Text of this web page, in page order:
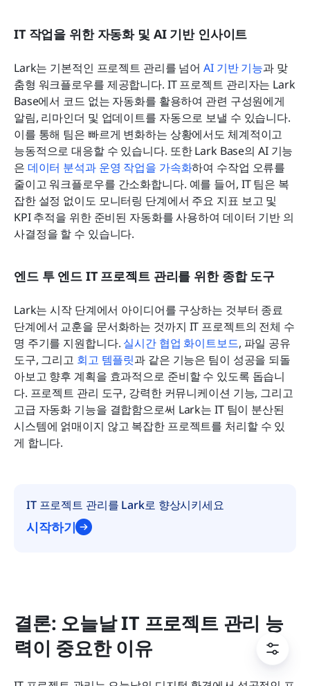
IT 작업을 위한 자동화 및 AI 기반 인사이트
Lark는 기본적인 프로젝트 관리를 넘어 AI 기반 기능과 맞
춤형 워크플로우를 제공합니다. IT 프로젝트 관리자는 Lark
Base에서 코드 없는 자동화를 활용하여 관련 구성원에게
알림, 리마인더 및 업데이트를 자동으로 보낼 수 있습니다.
이를 통해 팀은 빠르게 변화하는 상황에서도 체계적이고
능동적으로 대응할 수 있습니다. 또한 Lark Base의 AI 기능
은 데이터 분석과 운영 작업을 가속화하여 수작업 오류를
줄이고 워크플로우를 간소화합니다. 예를 들어, IT 팀은 복
잡한 설정 없이도 모니터링 단계에서 주요 지표 보고 및
KPI 추적을 위한 준비된 자동화를 사용하여 데이터 기반 의
사결정을 할 수 있습니다.
엔드 투 엔드 IT 프로젝트 관리를 위한 종합 도구
Lark는 시작 단계에서 아이디어를 구상하는 것부터 종료
단계에서 교훈을 문서화하는 것까지 IT 프로젝트의 전체 수
명 주기를 지원합니다. 실시간 협업 화이트보드, 파일 공유
도구, 그리고 회고 템플릿과 같은 기능은 팀이 성공을 되돌
아보고 향후 계획을 효과적으로 준비할 수 있도록 돕습니
다. 프로젝트 관리 도구, 강력한 커뮤니케이션 기능, 그리고
고급 자동화 기능을 결합함으로써 Lark는 IT 팀이 분산된
시스템에 얽매이지 않고 복잡한 프로젝트를 처리할 수 있
게 합니다.
IT 프로젝트 관리를 Lark로 향상시키세요
시작하기
결론: 오늘날 IT 프로젝트 관리 능
력이 중요한 이유